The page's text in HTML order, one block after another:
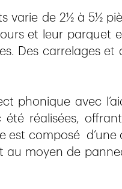
varie de 2½ à 5½
et leur parquet
Des carrelages
phonique avec
réalisées,
est composé
moyen de